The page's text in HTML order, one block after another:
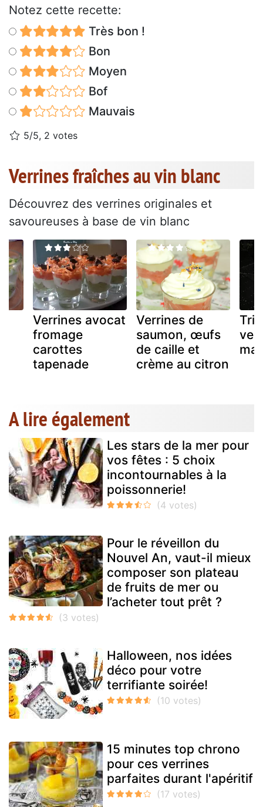
Notez cette recette:
Très bon !
Bon
Moyen
Bof
Mauvais
5/5, 2 votes
Verrines fraîches au vin blanc
Découvrez des verrines originales et
savoureuses à base de vin blanc
Verrines avocat
fromage
carottes
tapenade
Verrines de
saumon, œufs
de caille et
crème au citron
A lire également
Les stars de la mer pour
vos fêtes : 5 choix
incontournables à la
poissonnerie!
Pour le réveillon du
Nouvel An, vaut-il mieux
composer son plateau
de fruits de mer ou
l’acheter tout prêt ?
Halloween, nos idées
déco pour votre
terrifiante soirée!
15 minutes top chrono
pour ces verrines
parfaites durant l'apéritif